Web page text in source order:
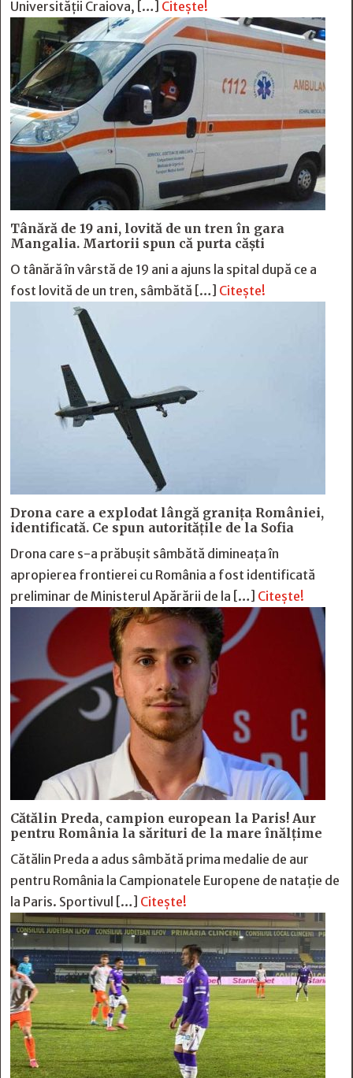
Universității Craiova, […] Citește!
Tânără de 19 ani, lovită de un tren în gara
Mangalia. Martorii spun că purta căști
O tânără în vârstă de 19 ani a ajuns la spital după ce a
fost lovită de un tren, sâmbătă […] Citește!
Drona care a explodat lângă granița României,
identificată. Ce spun autoritățile de la Sofia
Drona care s-a prăbușit sâmbătă dimineața în
apropierea frontierei cu România a fost identificată
preliminar de Ministerul Apărării de la […] Citește!
Cătălin Preda, campion european la Paris! Aur
pentru România la sărituri de la mare înălțime
Cătălin Preda a adus sâmbătă prima medalie de aur
pentru România la Campionatele Europene de natație de
la Paris. Sportivul […] Citește!